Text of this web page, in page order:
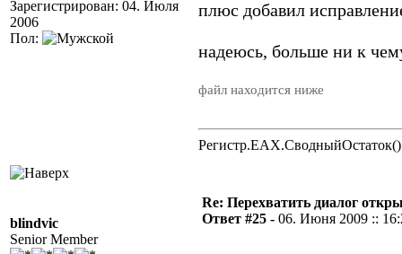
Зарегистрирован: 04. Июля
2006
Пол:
плюс добавил
надеюсь, больше ни к
файл находится ниже
Регистр.EAX.СводныйОстаток()
blindvic
Senior Member
Re: Перехватить диалог
Ответ #25 - 06. Июня 2009 ::